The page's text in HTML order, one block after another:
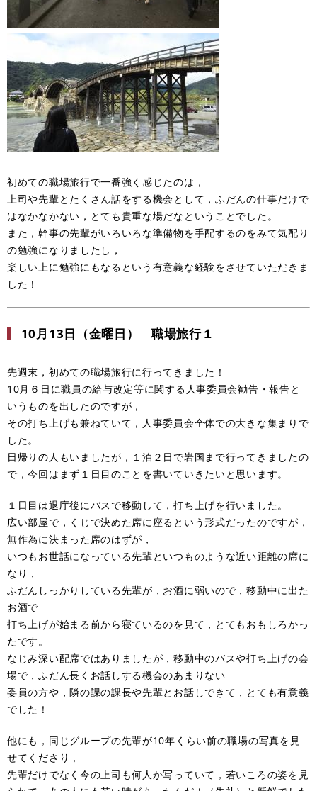
初めての職場旅行で一番強く感じたのは，
上司や先輩とたくさん話をする機会として，ふだんの仕事だけで
はなかなかない，とても貴重な場だなということでした。
また，幹事の先輩がいろいろな準備物を手配するのをみて気配り
の勉強になりましたし，
楽しい上に勉強にもなるという有意義な経験をさせていただきま
した！
10月13日（金曜日） 職場旅行１
先週末，初めての職場旅行に行ってきました！
10月６日に職員の給与改定等に関する人事委員会勧告・報告と
いうものを出したのですが，
その打ち上げも兼ねていて，人事委員会全体での大きな集まりで
した。
日帰りの人もいましたが，１泊２日で岩国まで行ってきましたの
で，今回はまず１日目のことを書いていきたいと思います。
１日目は退庁後にバスで移動して，打ち上げを行いました。
広い部屋で，くじで決めた席に座るという形式だったのですが，
無作為に決まった席のはずが，
いつもお世話になっている先輩といつものような近い距離の席に
なり，
ふだんしっかりしている先輩が，お酒に弱いので，移動中に出た
お酒で
打ち上げが始まる前から寝ているのを見て，とてもおもしろかっ
たです。
なじみ深い配席ではありましたが，移動中のバスや打ち上げの会
場で，ふだん長くお話しする機会のあまりない
委員の方や，隣の課の課長や先輩とお話しできて，とても有意義
でした！
他にも，同じグループの先輩が10年くらい前の職場の写真を見
せてくださり，
先輩だけでなく今の上司も何人か写っていて，若いころの姿を見